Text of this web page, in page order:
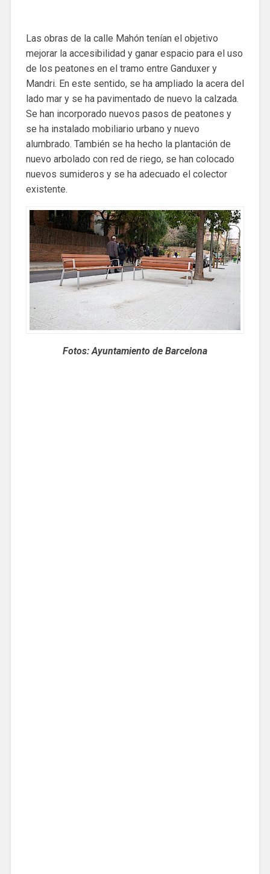
Las obras de la calle Mahón tenían el objetivo
mejorar la accesibilidad y ganar espacio para el uso
de los peatones en el tramo entre Ganduxer y
Mandri. En este sentido, se ha ampliado la acera del
lado mar y se ha pavimentado de nuevo la calzada.
Se han incorporado nuevos pasos de peatones y
se ha instalado mobiliario urbano y nuevo
alumbrado. También se ha hecho la plantación de
nuevo arbolado con red de riego, se han colocado
nuevos sumideros y se ha adecuado el colector
existente.
Fotos: Ayuntamiento de Barcelona